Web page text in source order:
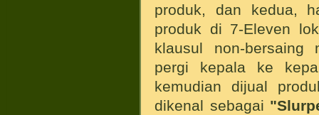
produk, dan kedua,
produk di 7-Eleven
klausul non-bersaing
pergi kepala ke
kemudian dijual
dikenal sebagai